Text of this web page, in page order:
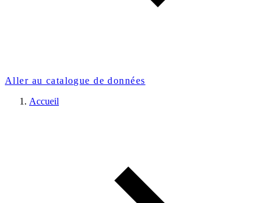
Aller au catalogue de données
Accueil